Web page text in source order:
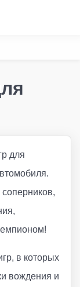
для
в которых
вождения и